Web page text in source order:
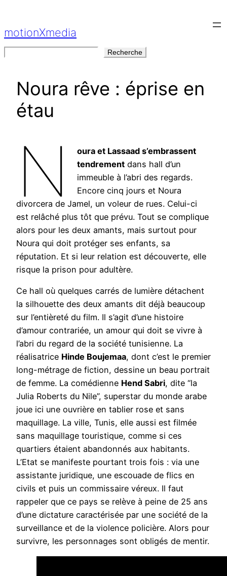
contenu
motionXmedia
Recherche
Noura rêve : éprise en
étau
N
oura et Lassaad s’embrassent
tendrementdans hall d’un
immeuble à l’abri des regards.
Encore cinq jours et Noura
divorcera de Jamel, un voleur de rues. Celui-ci
est relâché plus tôt que prévu. Tout se complique
alors pour les deux amants, mais surtout pour
Noura qui doit protéger ses enfants, sa
réputation. Et si leur relation est découverte, elle
risque la prison pour adultère.
Ce hall où quelques carrés de lumière détachent
la silhouette des deux amants dit déjà beaucoup
sur l’entièreté du film. Il s’agit d’une histoire
d’amour contrariée, un amour qui doit se vivre à
l’abri du regard de la société tunisienne. La
réalisatrice Hinde Boujemaa, dont c’est le premier
long-métrage de fiction, dessine un beau portrait
de femme. La comédienne Hend Sabri, dite “la
Julia Roberts du Nile”, superstar du monde arabe
joue ici une ouvrière en tablier rose et sans
maquillage. La ville, Tunis, elle aussi est filmée
sans maquillage touristique, comme si ces
quartiers étaient abandonnés aux habitants.
L’Etat se manifeste pourtant trois fois : via une
assistante juridique, une escouade de flics en
civils et puis un commissaire véreux. Il faut
rappeler que ce pays se relève à peine de 25 ans
d’une dictature caractérisée par une société de la
surveillance et de la violence policière. Alors pour
survivre, les personnages sont obligés de mentir.